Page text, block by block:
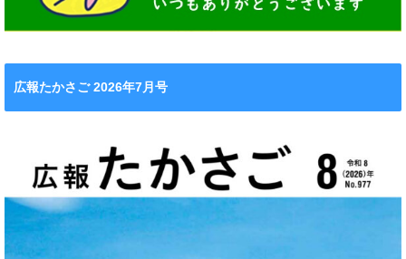
広報たかさご 2026年7月号